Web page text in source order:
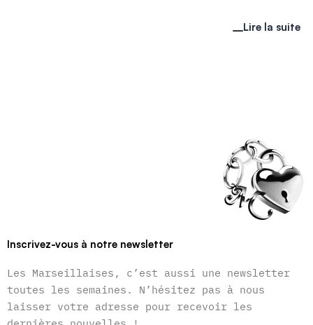
Lire la suite
Inscrivez-vous à notre newsletter
Les Marseillaises, c’est aussi une newsletter
toutes les semaines. N’hésitez pas à nous
laisser votre adresse pour recevoir les